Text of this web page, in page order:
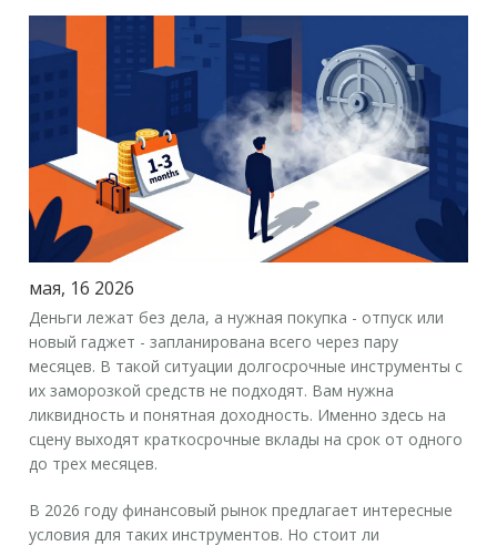
мая, 16 2026
Деньги лежат без дела, а нужная покупка - отпуск или
новый гаджет - запланирована всего через пару
месяцев. В такой ситуации долгосрочные инструменты с
их заморозкой средств не подходят. Вам нужна
ликвидность и понятная доходность. Именно здесь на
сцену выходяткраткосрочные вклады на срок от одного
до трех месяцев.
В 2026 году финансовый рынок предлагает интересные
условия для таких инструментов. Но стоит ли